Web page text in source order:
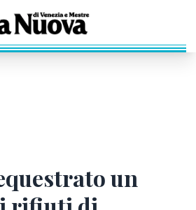
un